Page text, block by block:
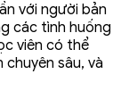
với người bản
các tình huống
viên có thể
sâu, và